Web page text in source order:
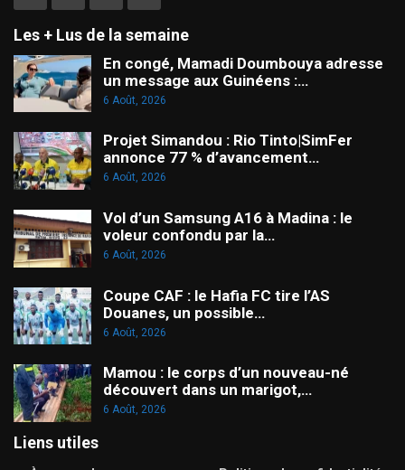
Les + Lus de la semaine
En congé, Mamadi Doumbouya adresse
un message aux Guinéens :…
6 Août, 2026
Projet Simandou : Rio Tinto|SimFer
annonce 77 % d’avancement…
6 Août, 2026
Vol d’un Samsung A16 à Madina : le
voleur confondu par la…
6 Août, 2026
Coupe CAF : le Hafia FC tire l’AS
Douanes, un possible…
6 Août, 2026
Mamou : le corps d’un nouveau-né
découvert dans un marigot,…
6 Août, 2026
Liens utiles